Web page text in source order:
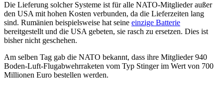
Die Lieferung solcher Systeme ist für alle NATO-Mitglieder außer
den USA mit hohen Kosten verbunden, da die Lieferzeiten lang
sind. Rumänien beispielsweise hat seine einzige Batterie
bereitgestellt und die USA gebeten, sie rasch zu ersetzen. Dies ist
bisher nicht geschehen.
Am selben Tag gab die NATO bekannt, dass ihre Mitglieder 940
Boden-Luft-Flugabwehrraketen vom Typ Stinger im Wert von 700
Millionen Euro bestellen werden.